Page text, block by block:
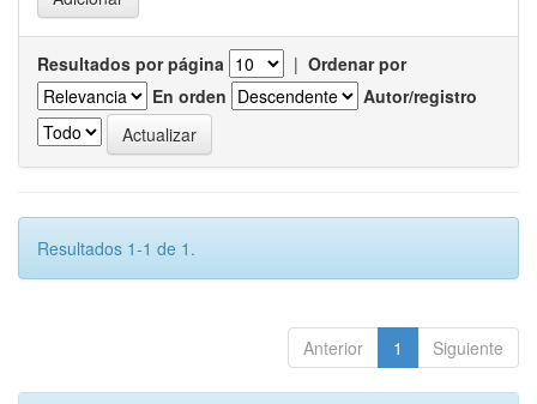
Resultados por página | Ordenar por
En orden
Autor/registro
Resultados 1-1 de 1.
Anterior 1 Siguiente